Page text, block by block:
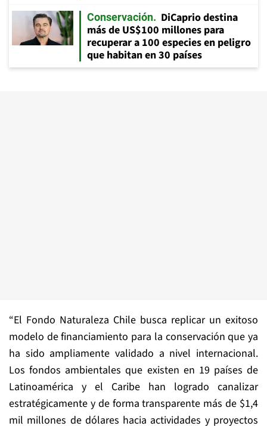
Conservación
DiCaprio destina
más de US$100 millones para
recuperar a 100 especies en peligro
que habitan en 30 países
“El Fondo Naturaleza Chile busca replicar un exitoso
modelo de financiamiento para la conservación que ya
ha sido ampliamente validado a nivel internacional.
Los fondos ambientales que existen en 19 países de
Latinoamérica y el Caribe han logrado canalizar
estratégicamente y de forma transparente más de $1,4
mil millones de dólares hacia actividades y proyectos